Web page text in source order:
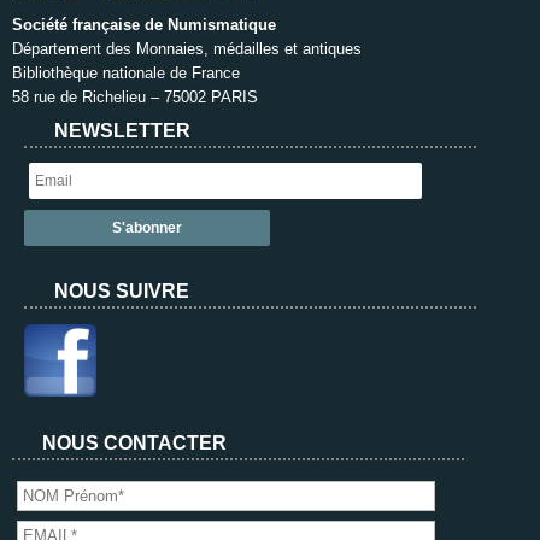
Société française de Numismatique
Département des Monnaies, médailles et antiques
Bibliothèque nationale de France
58 rue de Richelieu – 75002 PARIS
NEWSLETTER
NOUS SUIVRE
NOUS CONTACTER